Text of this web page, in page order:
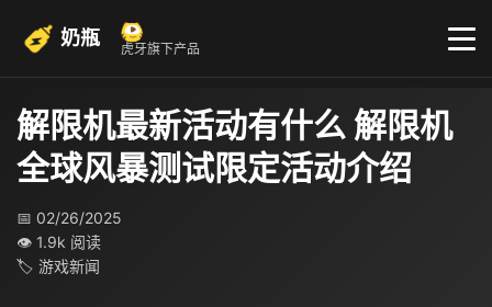
奶瓶 虎牙旗下产品
解限机最新活动有什么​ 解限机
全球风暴测试限定活动介绍​
📅 02/26/2025
👁 1.9k 阅读
🏷 游戏新闻